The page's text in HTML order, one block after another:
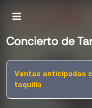
Concierto de
Ventas anticipadas
taquilla